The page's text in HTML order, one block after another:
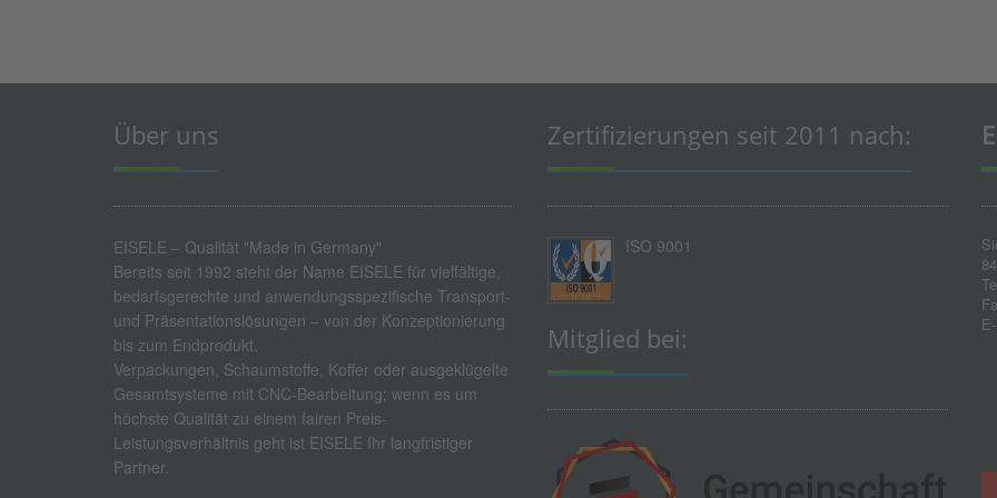
Über uns
EISELE – Qualität "Made in Germany"
Bereits seit 1992 steht der Name EISELE für vielfältige,
bedarfsgerechte und anwendungsspezifische Transport-
und Präsentationslösungen – von der Konzeptionierung
bis zum Endprodukt.
Verpackungen, Schaumstoffe, Koffer oder ausgeklügelte
Gesamtsysteme mit CNC-Bearbeitung; wenn es um
höchste Qualität zu einem fairen Preis-
Leistungsverhältnis geht ist EISELE Ihr langfristiger
Partner.
Zertifizierungen seit 2011 nach:
ISO 9001
Mitglied bei: